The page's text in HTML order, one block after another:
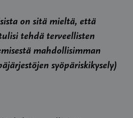
on sitä mieltä, että
tehdä terveellisten
mahdollisimman
syöpäriskikysely)